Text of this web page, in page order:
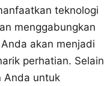
teknologi
menggabungkan
akan menjadi
perhatian. Selain
Anda untuk